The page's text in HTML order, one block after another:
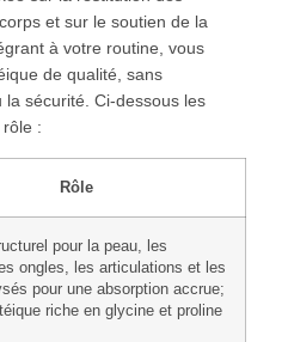
et sur le soutien de la
à votre routine, vous
de qualité, sans
sécurité. Ci-dessous les
:
Rôle
pour la peau, les
ongles, les articulations et les
pour une absorption accrue;
riche en glycine et proline